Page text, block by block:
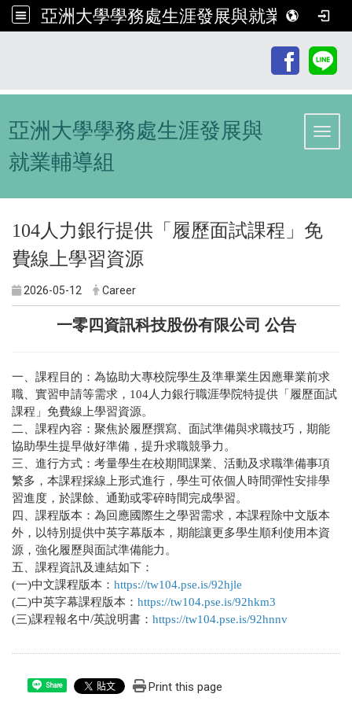
亞洲大學學務處生涯發展與就業輔導組
亞洲大學學務處生涯發展與
就業輔導組
104人力銀行提供「履歷面試課程」免
費線上學習資源
2026-05-12 Career
一零四資訊科技股份有限公司 公告
一、課程目的：為協助大專校院學生及準畢業生因應畢業前求
職、實習申請等需求，104人力銀行職涯學院特提供「履歷面試
課程」免費線上學習資源。
二、課程內容：聚焦於履歷撰寫、面試準備與求職技巧，期能
協助學生提早做好準備，提升求職競爭力。
三、進行方式：考量學生在校期間課業、活動及求職準備事項
繁多，本課程採線上形式進行，學生可依個人時間彈性安排學
習進度，於課餘、通勤或零碎時間完成學習。
四、課程版本：為回應國際生之學習需求，本課程除中文版本
外，以特別提供中英字幕版本，期能讓更多學生順利使用本資
源，強化履歷與面試準備能力。
五、課程資訊及連結如下：
(一)中文課程版本： https://tw104.pse.is/92hjle
(二)中英字幕課程版本： https://tw104.pse.is/92hkm3
(三)課程報名中/英說明書： https://tw104.pse.is/92hnnv
Share Print this page